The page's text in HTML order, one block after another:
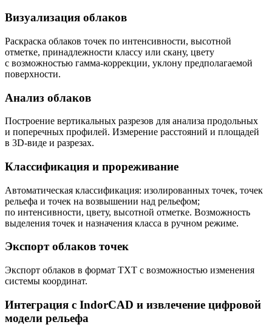
Визуализация облаков
Раскраска облаков точек по интенсивности, высотной
отметке, принадлежности классу или скану, цвету
с возможностью гамма-коррекции, уклону предполагаемой
поверхности.
Анализ облаков
Построение вертикальных разрезов для анализа продольных
и поперечных профилей. Измерение расстояний и площадей
в 3D-виде и разрезах.
Классификация и прореживание
Автоматическая классификация: изолированных точек, точек
рельефа и точек на возвышении над рельефом;
по интенсивности, цвету, высотной отметке. Возможность
выделения точек и назначения класса в ручном режиме.
Экспорт облаков точек
Экспорт облаков в формат TXT с возможностью изменения
системы координат.
Интеграция с IndorCAD и извлечение цифровой
модели рельефа